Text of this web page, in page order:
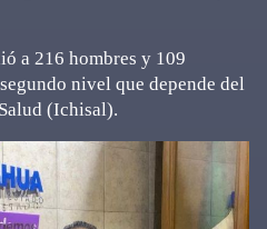
a 216 hombres y 109
nivel que depende del
(Ichisal).